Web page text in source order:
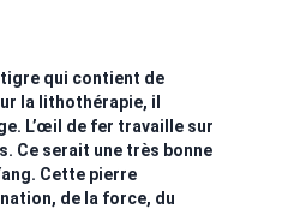
qui contient de
la lithothérapie, il
L’œil de fer travaille sur
Ce serait une très bonne
Cette pierre
de la force, du